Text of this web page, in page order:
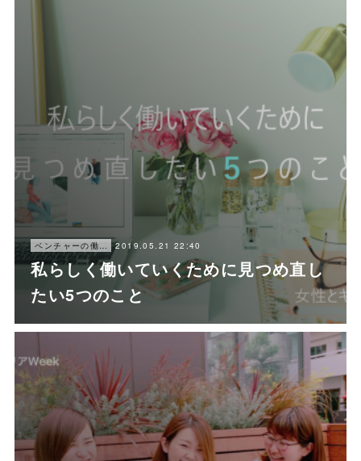
ベンチャーの働き方 2019.05.21 22:40
私らしく働いていくために見つめ直し
たい5つのこと